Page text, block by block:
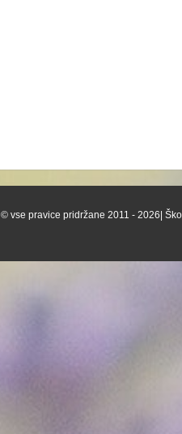
© vse pravice pridržane 2011 - 2026|